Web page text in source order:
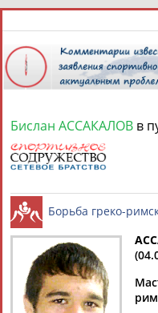
7
СПОРТСМЕНЫ,
Найдено: 13181
Бислан АССАКАЛОВ в
Борьба